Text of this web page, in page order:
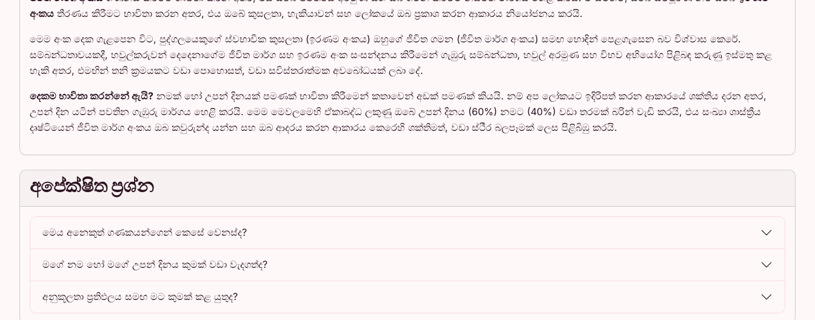
අංකය තීරණය කිරීමට භාවිතා කරන අතර, එය ඔබේ කුසලතා, හැකියාවන් සහ ලෝකයේ ඔබ ප්‍රකාශ කරන ආකාරය නියෝජනය කරයි.
මෙම අංක දෙක ගැළපෙන විට, පුද්ගලයෙකුගේ ස්වභාවික කුසලතා (ඉරණම අංකය) ඔහුගේ ජීවිත ගමන (ජීවිත මාර්ග අංකය) සමඟ හොඳින් පෙළගැසෙන බව විශ්වාස කෙරේ.
සම්බන්ධතාවයකදී, හවුල්කරුවන් දෙදෙනාගේම ජීවිත මාර්ග සහ ඉරණම අංක සංසන්දනය කිරීමෙන් ගැඹුරු සම්බන්ධතා, හවුල් අරමුණ සහ විභව අභියෝග පිළිබඳ කරුණු ඉස්මතු කළ
හැකි අතර, එමඟින් තනි ක්‍රමයකට වඩා පොහොසත්, වඩා සවිස්තරාත්මක අවබෝධයක් ලබා දේ.
දෙකම භාවිතා කරන්නේ ඇයි? නමක් හෝ උපන් දිනයක් පමණක් භාවිතා කිරීමෙන් කතාවෙන් අඩක් පමණක් කියයි. නම් අප ලෝකයට ඉදිරිපත් කරන ආකාරයේ ශක්තිය දරන අතර,
උපන් දින යටින් පවතින ගැඹුරු මාර්ගය හෙළි කරයි. මෙම මෙවලමෙහි ඒකාබද්ධ ලකුණු ඔබේ උපන් දිනය (60%) නමට (40%) වඩා තරමක් බරින් වැඩි කරයි, එය සංඛ්‍යා ශාස්ත්‍රීය
දෘෂ්ටියෙන් ජීවිත මාර්ග අංකය ඔබ කවුරුන්ද යන්න සහ ඔබ ආදරය කරන ආකාරය කෙරෙහි ශක්තිමත්, වඩා ස්ථීර බලපෑමක් ලෙස පිළිබිඹු කරයි.
අපේක්ෂිත ප්‍රශ්න
මෙය අනෙකුත් ගණකයන්ගෙන් කෙසේ වෙනස්ද?
මගේ නම හෝ මගේ උපන් දිනය කුමක් වඩා වැදගත්ද?
අනුකූලතා ප්‍රතිඵලය සමඟ මට කුමක් කළ යුතුද?